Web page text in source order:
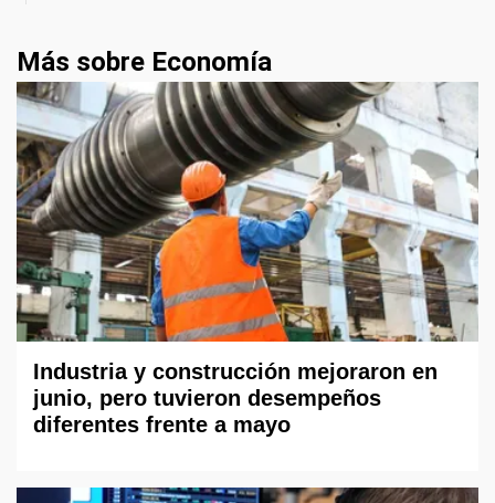
Más sobre Economía
Industria y construcción mejoraron en
junio, pero tuvieron desempeños
diferentes frente a mayo